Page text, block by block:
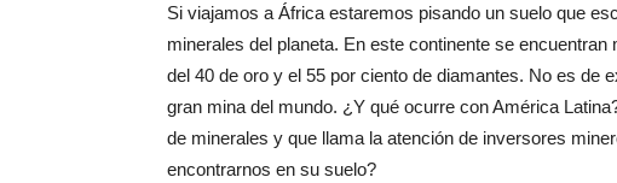
Si viajamos a África estaremos pisando un suelo que
minerales del planeta. En este continente se
del 40 de oro y el 55 por ciento de diamantes. No es de
gran mina del mundo. ¿Y qué ocurre con América
de minerales y que llama la atención de inversores
encontrarnos en su suelo?